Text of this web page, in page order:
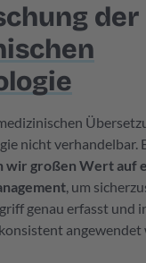
der
nicht verhandelbar.
wir großen Wert auf
, um
genau erfasst und
angewendet